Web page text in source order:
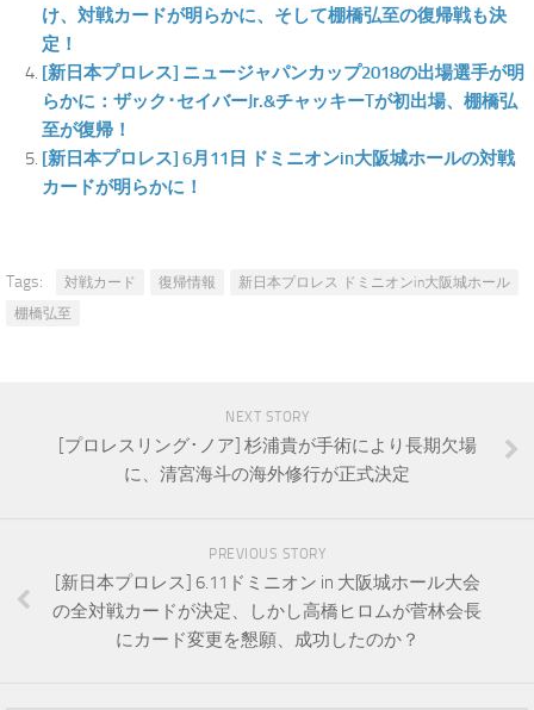
け、対戦カードが明らかに、そして棚橋弘至の復帰戦も決
定！
[新日本プロレス] ニュージャパンカップ2018の出場選手が明
らかに：ザック･セイバーJr.&チャッキーTが初出場、棚橋弘
至が復帰！
[新日本プロレス] 6月11日 ドミニオンin大阪城ホールの対戦
カードが明らかに！
Tags: 対戦カード 復帰情報
新日本プロレス ドミニオンin大阪城ホール
棚橋弘至
NEXT STORY
[プロレスリング･ノア] 杉浦貴が手術により長期欠場
に、清宮海斗の海外修行が正式決定
PREVIOUS STORY
[新日本プロレス] 6.11ドミニオン in 大阪城ホール大会
の全対戦カードが決定、しかし高橋ヒロムが菅林会長
にカード変更を懇願、成功したのか？